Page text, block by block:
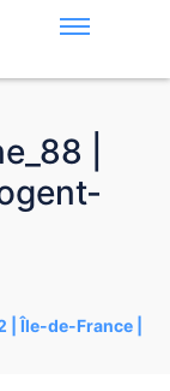
|
| Île-de-France |